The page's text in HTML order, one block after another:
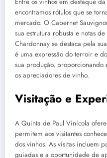
Entre os vinhos em destaque
encontramos rótulos que se
mercado. O Cabernet
sua estrutura robusta e notas
Chardonnay se destaca pela
é uma expressão do terroir e
sua produção, proporcionando
os apreciadores de vinho.
Visitação e
A Quinta de Paul Vinícola
permitem aos visitantes
dos vinhos. As visitas incluem
guiadas e a oportunidade de